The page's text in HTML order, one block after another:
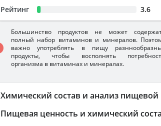
Химический состав и анализ пищевой
Пищевая ценность и химический
Рейтинг 3.6
Большинство продуктов не может
полный набор витаминов и минералов.
важно употреблять в пищу
продукты, чтобы восполнять
организма в витаминах и минералах.